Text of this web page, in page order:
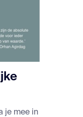
je mee in